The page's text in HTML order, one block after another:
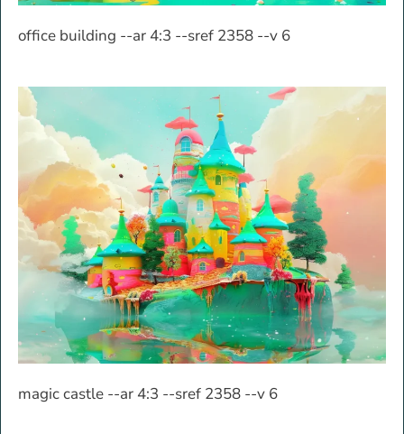
office building --ar 4:3 --sref 2358 --v 6
magic castle --ar 4:3 --sref 2358 --v 6